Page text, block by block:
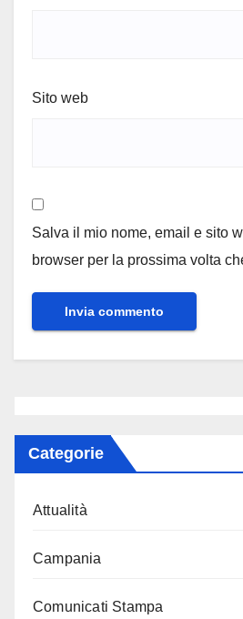
Sito web
Salva il mio nome, email e sito
browser per la prossima volta
Categorie
Attualità
Campania
Comunicati Stampa